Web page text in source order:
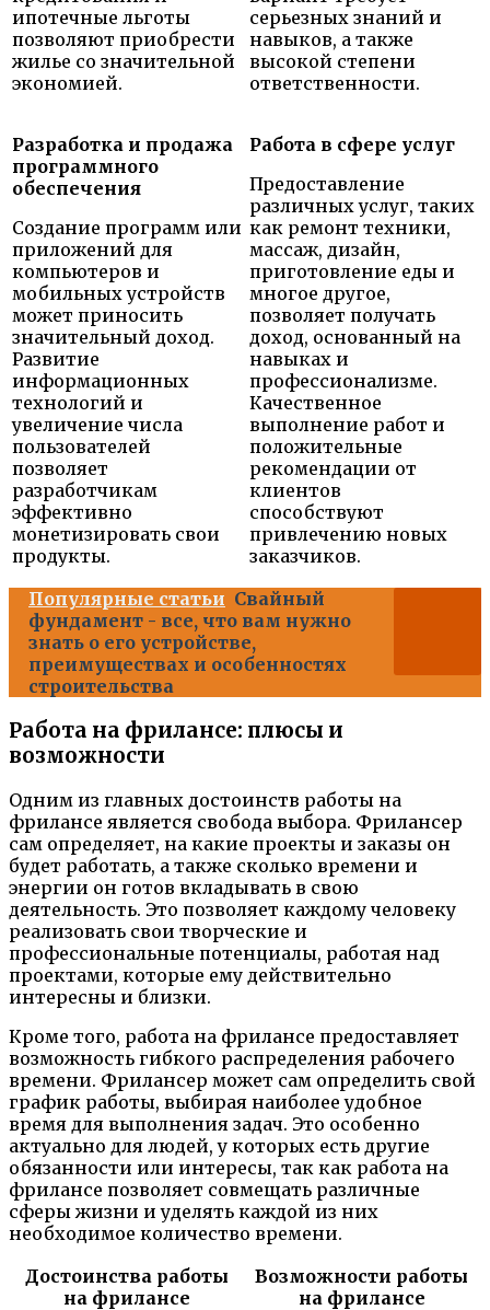
ипотечные льготы
позволяют приобрести
жилье со значительной
экономией.
серьезных знаний и
навыков, а также
высокой степени
ответственности.
Разработка и продажа
программного
обеспечения
Создание программ или
приложений для
компьютеров и
мобильных устройств
может приносить
значительный доход.
Развитие
информационных
технологий и
увеличение числа
пользователей
позволяет
разработчикам
эффективно
монетизировать свои
продукты.
Работа в сфере услуг
Предоставление
различных услуг, таких
как ремонт техники,
массаж, дизайн,
приготовление еды и
многое другое,
позволяет получать
доход, основанный на
навыках и
профессионализме.
Качественное
выполнение работ и
положительные
рекомендации от
клиентов
способствуют
привлечению новых
заказчиков.
Популярные статьи Свайный
фундамент - все, что вам нужно
знать о его устройстве,
преимуществах и особенностях
строительства
Работа на фрилансе: плюсы и
возможности
Одним из главных достоинств работы на
фрилансе является свобода выбора. Фрилансер
сам определяет, на какие проекты и заказы он
будет работать, а также сколько времени и
энергии он готов вкладывать в свою
деятельность. Это позволяет каждому человеку
реализовать свои творческие и
профессиональные потенциалы, работая над
проектами, которые ему действительно
интересны и близки.
Кроме того, работа на фрилансе предоставляет
возможность гибкого распределения рабочего
времени. Фрилансер может сам определить свой
график работы, выбирая наиболее удобное
время для выполнения задач. Это особенно
актуально для людей, у которых есть другие
обязанности или интересы, так как работа на
фрилансе позволяет совмещать различные
сферы жизни и уделять каждой из них
необходимое количество времени.
Достоинства работы
на фрилансе
Возможности работы
на фрилансе